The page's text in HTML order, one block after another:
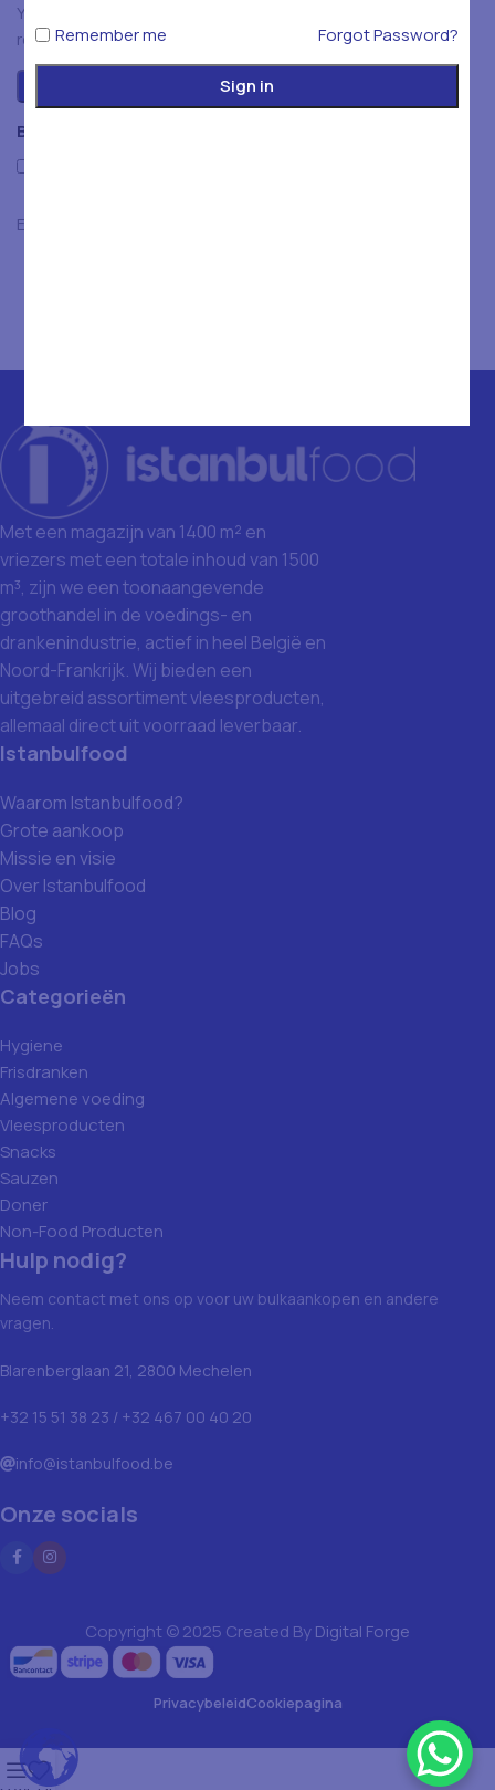
Beoordelingen
Er zijn nog geen beoordelingen.
You have to be logged in to be able to add photos to your
review.
Met een magazijn van 1400 m² en
vriezers met een totale inhoud van 1500
m³, zijn we een toonaangevende
groothandel in de voedings- en
drankenindustrie, actief in heel België en
Noord-Frankrijk. Wij bieden een
uitgebreid assortiment vleesproducten,
allemaal direct uit voorraad leverbaar.
Istanbulfood
Waarom Istanbulfood?
Grote aankoop
Missie en visie
Over Istanbulfood
Blog
FAQs
Jobs
Categorieën
Hygiene
Frisdranken
Algemene voeding
Vleesproducten
Snacks
Sauzen
Doner
Non-Food Producten
Hulp nodig?
Neem contact met ons op voor uw bulkaankopen en andere
vragen.
Blarenberglaan 21, 2800 Mechelen
+32 15 51 38 23 / +32 467 00 40 20
info@istanbulfood.be
Onze socials
Copyright © 2025 Created ByDigital Forge
PrivacybeleidCookiepagina
Remember me Forgot Password?
Sign in